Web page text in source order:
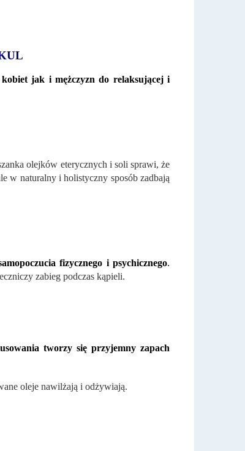
jak i mężczyzn do relaksującej i
olejków eterycznych i soli sprawi, że
w naturalny i holistyczny sposób zadbają
fizycznego i psychicznego.
zabieg podczas kąpieli.
tworzy się przyjemny zapach
oleje nawilżają i odżywiają.